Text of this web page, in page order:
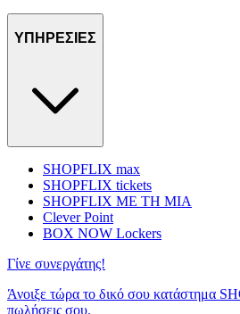
ΥΠΗΡΕΣΙΕΣ
SHOPFLIX max
SHOPFLIX tickets
SHOPFLIX ΜΕ ΤΗ ΜΙΑ
Clever Point
BOX NOW Lockers
Γίνε συνεργάτης!
Άνοιξε τώρα το δικό σου κατάστημα
πωλήσεις σου.